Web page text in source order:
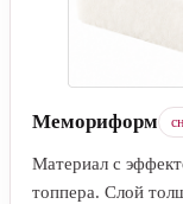
Мемориформ
Материал с
топпера. Слой